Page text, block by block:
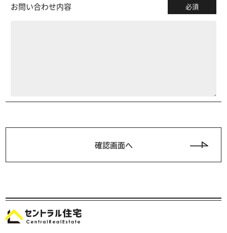
お問い合わせ内容 必須